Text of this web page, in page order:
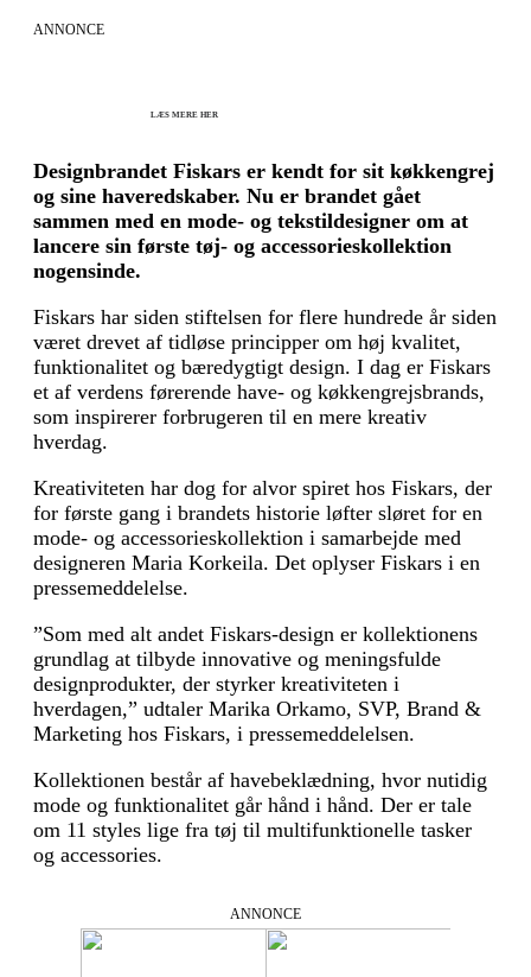
ANNONCE
LÆS MERE HER
Designbrandet Fiskars er kendt for sit køkkengrej
og sine haveredskaber. Nu er brandet gået
sammen med en mode- og tekstildesigner om at
lancere sin første tøj- og accessorieskollektion
nogensinde.
Fiskars har siden stiftelsen for flere hundrede år siden
været drevet af tidløse principper om høj kvalitet,
funktionalitet og bæredygtigt design. I dag er Fiskars
et af verdens førerende have- og køkkengrejsbrands,
som inspirerer forbrugeren til en mere kreativ
hverdag.
Kreativiteten har dog for alvor spiret hos Fiskars, der
for første gang i brandets historie løfter sløret for en
mode- og accessorieskollektion i samarbejde med
designeren Maria Korkeila. Det oplyser Fiskars i en
pressemeddelelse.
”Som med alt andet Fiskars-design er kollektionens
grundlag at tilbyde innovative og meningsfulde
designprodukter, der styrker kreativiteten i
hverdagen,” udtaler Marika Orkamo, SVP, Brand &
Marketing hos Fiskars, i pressemeddelelsen.
Kollektionen består af havebeklædning, hvor nutidig
mode og funktionalitet går hånd i hånd. Der er tale
om 11 styles lige fra tøj til multifunktionelle tasker
og accessories.
ANNONCE